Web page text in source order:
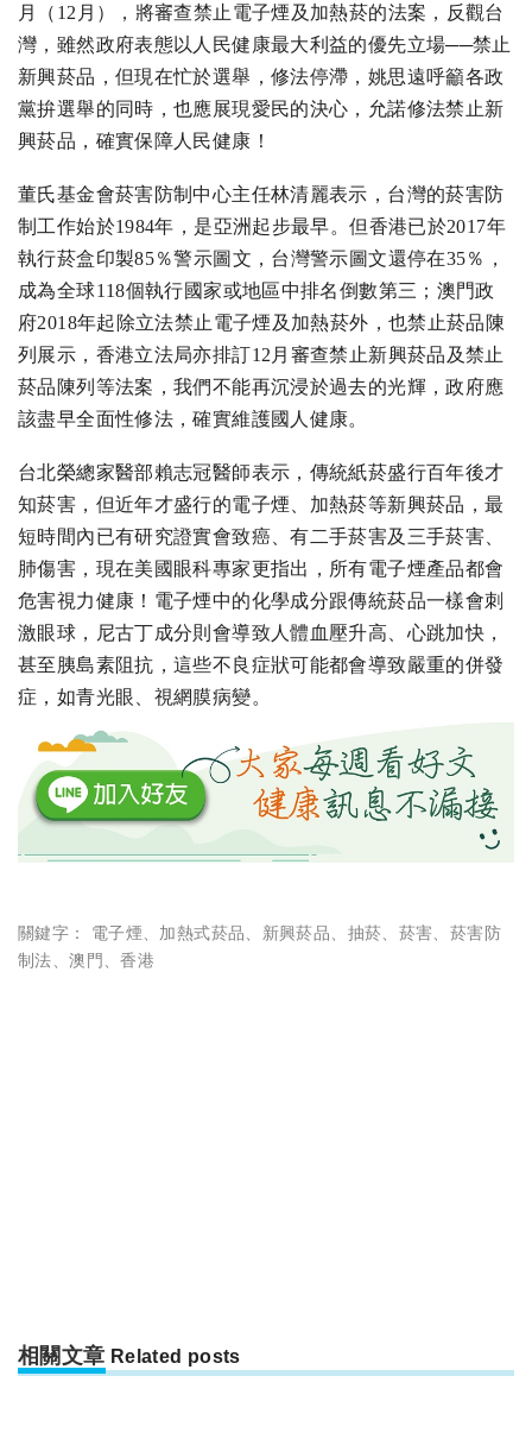
月（12月），將審查禁止電子煙及加熱菸的法案，反觀台
灣，雖然政府表態以人民健康最大利益的優先立場──禁止
新興菸品，但現在忙於選舉，修法停滯，姚思遠呼籲各政
黨拚選舉的同時，也應展現愛民的決心，允諾修法禁止新
興菸品，確實保障人民健康！
董氏基金會菸害防制中心主任林清麗表示，台灣的菸害防
制工作始於1984年，是亞洲起步最早。但香港已於2017年
執行菸盒印製85％警示圖文，台灣警示圖文還停在35％，
成為全球118個執行國家或地區中排名倒數第三；澳門政
府2018年起除立法禁止電子煙及加熱菸外，也禁止菸品陳
列展示，香港立法局亦排訂12月審查禁止新興菸品及禁止
菸品陳列等法案，我們不能再沉浸於過去的光輝，政府應
該盡早全面性修法，確實維護國人健康。
台北榮總家醫部賴志冠醫師表示，傳統紙菸盛行百年後才
知菸害，但近年才盛行的電子煙、加熱菸等新興菸品，最
短時間內已有研究證實會致癌、有二手菸害及三手菸害、
肺傷害，現在美國眼科專家更指出，所有電子煙產品都會
危害視力健康！電子煙中的化學成分跟傳統菸品一樣會刺
激眼球，尼古丁成分則會導致人體血壓升高、心跳加快，
甚至胰島素阻抗，這些不良症狀可能都會導致嚴重的併發
症，如青光眼、視網膜病變。
關鍵字： 電子煙 加熱式菸品 新興菸品 抽菸 菸害
菸害防
制法 、澳門 、香港
相關文章 Related posts